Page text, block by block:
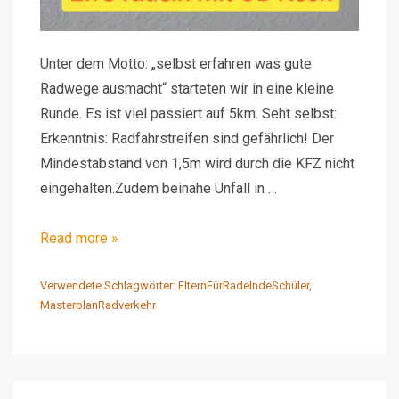
Unter dem Motto: „selbst erfahren was gute
Radwege ausmacht“ starteten wir in eine kleine
Runde. Es ist viel passiert auf 5km. Seht selbst:
Erkenntnis: Radfahrstreifen sind gefährlich! Der
Mindestabstand von 1,5m wird durch die KFZ nicht
eingehalten.Zudem beinahe Unfall in …
Video
RT-
OB
Read more »
Verwendete Schlagwörter: ElternFürRadelndeSchüler,
MasterplanRadverkehr